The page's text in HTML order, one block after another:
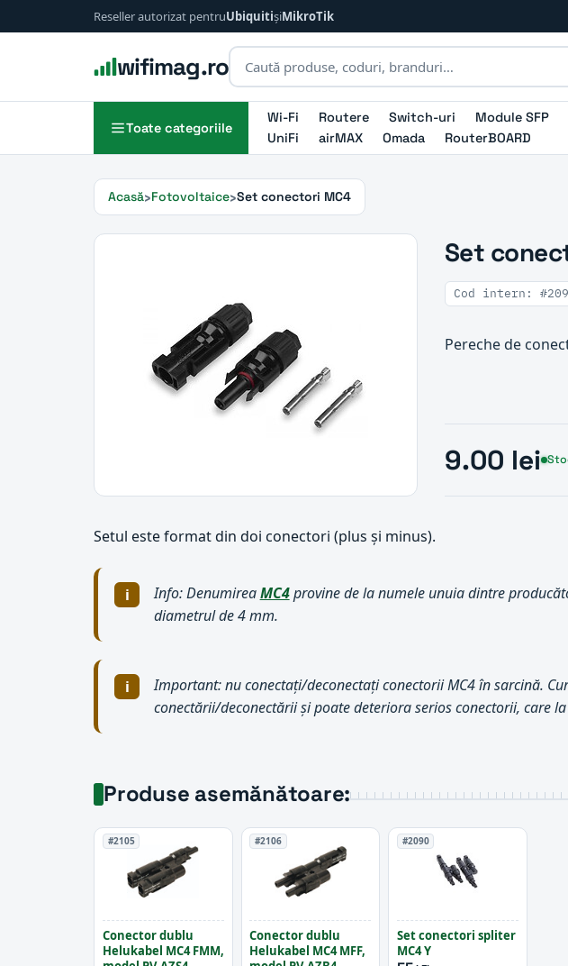
Reseller autorizat pentruUbiquitișiMikroTik
wifimag.ro
Toate categoriile
Wi-Fi Routere Switch-uri Module SFP
UniFi
airMAX Omada RouterBOARD
Acasă Fotovoltaice Set conectori MC4
Set
Cod intern:
Pereche de
9.00 lei
Setul este format din doi conectori (plus și minus).
Info: DenumireaMC4provine de la numele unuia dintre
diametrul de 4 mm.
Important: nu conectați/deconectați conectorii MC4 în sarcină.
conectării/deconectării și poate deteriora serios conectorii, care
Produse asemănătoare:
#2105
Conector dublu
Helukabel MC4 FMM,
#2106
Conector dublu
Helukabel MC4 MFF,
#2090
Set conectori spliter
MC4 Y